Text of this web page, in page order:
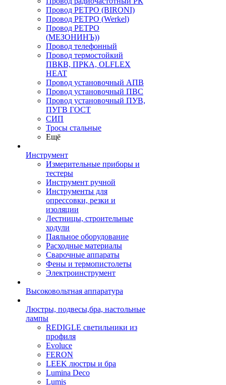
Провод РЕТРО (BIRONI)
Провод РЕТРО (Werkel)
Провод РЕТРО
(МЕЗОНИНЪ))
Провод телефонный
Провод термостойкий
ПВКВ, ПРКА, OLFLEX
HEAT
Провод установочный АПВ
Провод установочный ПВС
Провод установочный ПУВ,
ПУГВ ГОСТ
СИП
Тросы стальные
Ещё
Инструмент
Измерительные приборы и
тестеры
Инструмент ручной
Инструменты для
опрессовки, резки и
изоляции
Лестницы, строительные
ходули
Паяльное оборудование
Расходные материалы
Сварочные аппараты
Фены и термопистолеты
Электроинструмент
Высоковольтная аппаратура
Люстры, подвесы,бра, настольные
лампы
REDIGLE светильники из
профиля
Evoluce
FERON
LEEK люстры и бра
Lumina Deco
Lumis